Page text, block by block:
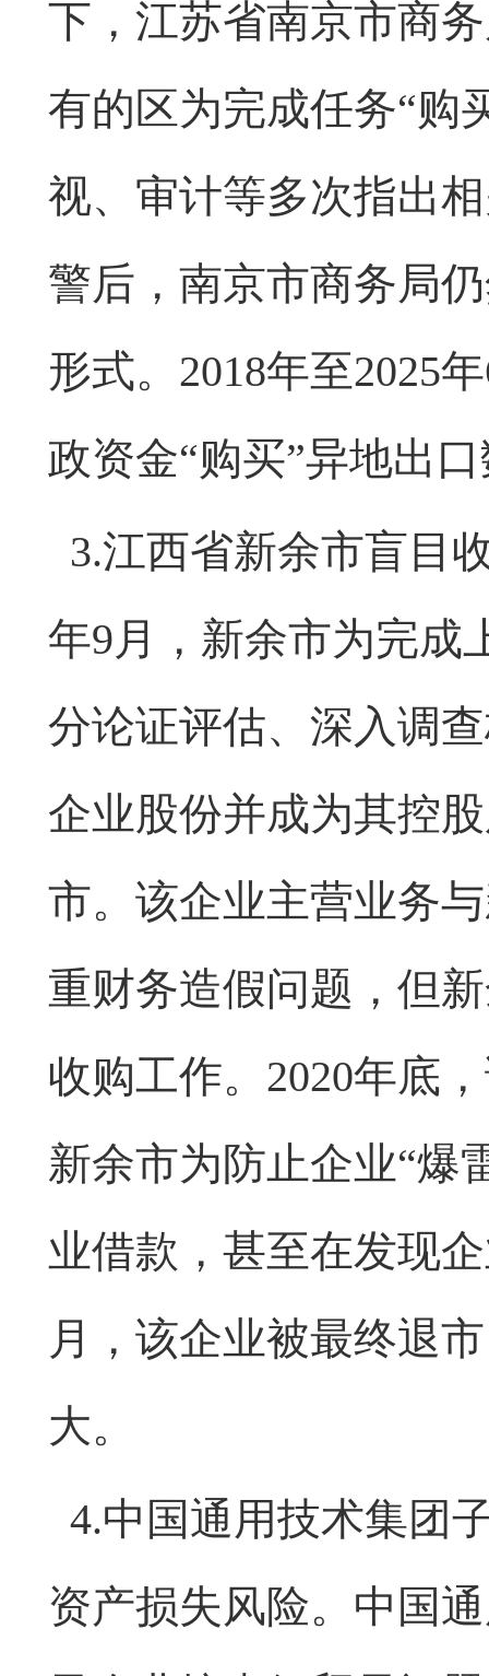
下，江苏省南京市商
有的区为完成任务“购
视、审计等多次指出
警后，南京市商务局
形式。2018年至2025
政资金“购买”异地出
3.江西省新余市盲目
年9月，新余市为完成
分论证评估、深入调
企业股份并成为其控
市。该企业主营业务
重财务造假问题，但
收购工作。2020年底
新余市为防止企业“爆
业借款，甚至在发现
月，该企业被最终退
大。
4.中国通用技术集团
资产损失风险。中国